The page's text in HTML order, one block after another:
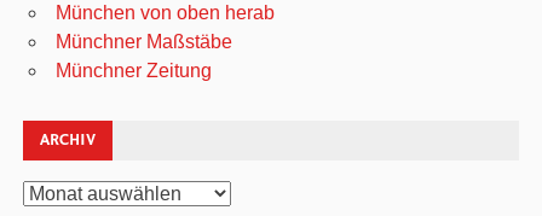
München von oben herab
Münchner Maßstäbe
Münchner Zeitung
ARCHIV
Archiv